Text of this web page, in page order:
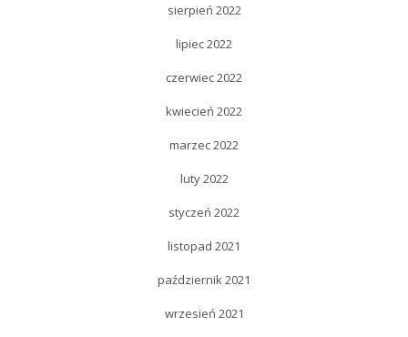
sierpień 2022
lipiec 2022
czerwiec 2022
kwiecień 2022
marzec 2022
luty 2022
styczeń 2022
listopad 2021
październik 2021
wrzesień 2021